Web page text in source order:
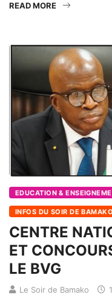
READ MORE
EDUCATION &
INFOS DU SOIR DE BAMAKO
CENTRE
ET
LE BVG
Le Soir de Bamako